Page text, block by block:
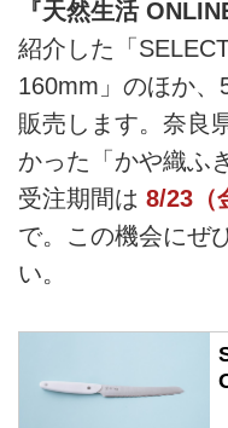
『天然生活
紹介した「
160mm」のほか、
販売します。奈良
かった「かや織ふ
受注期間は 8/23（
で。この機会にぜ
い。